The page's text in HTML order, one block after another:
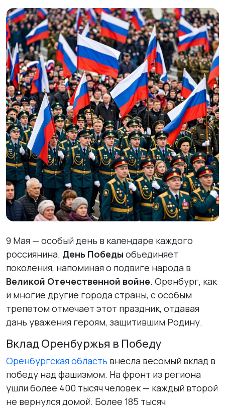
9 Мая — особый день в календаре каждого
россиянина. День Победы объединяет
поколения, напоминая о подвиге народа в
Великой Отечественной войне. Оренбург, как
и многие другие города страны, с особым
трепетом отмечает этот праздник, отдавая
дань уважения героям, защитившим Родину.
Вклад Оренбуржья в Победу
Оренбургская область внесла весомый вклад в
победу над фашизмом. На фронт из региона
ушли более 400 тысяч человек — каждый второй
не вернулся домой. Более 185 тысяч